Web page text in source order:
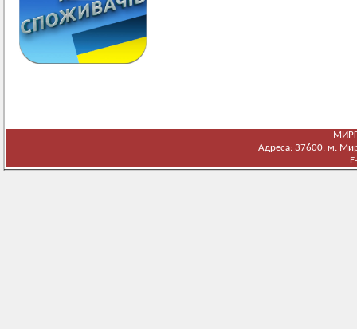
Адреса: 37600, м.